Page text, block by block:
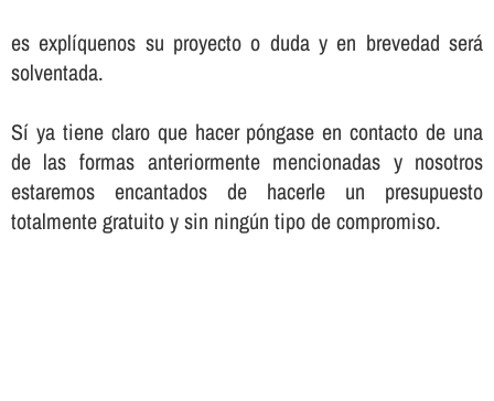
es explíquenos su proyecto o duda y en brevedad será
solventada.
Sí ya tiene claro que hacer póngase en contacto de una
de las formas anteriormente mencionadas y nosotros
estaremos encantados de hacerle un presupuesto
totalmente gratuito y sin ningún tipo de compromiso.